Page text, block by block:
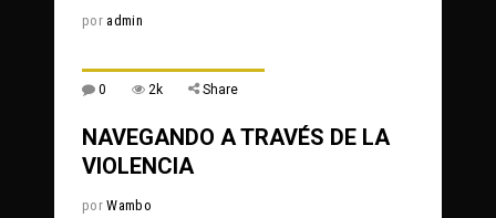
por admin
0 2k Share
NAVEGANDO A TRAVÉS DE LA
VIOLENCIA
porWambo